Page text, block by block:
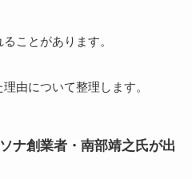
ことがあります。
由について整理します。
ナ創業者・南部靖之氏が出